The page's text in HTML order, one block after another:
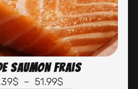
saumon frais
$ – 51.99$